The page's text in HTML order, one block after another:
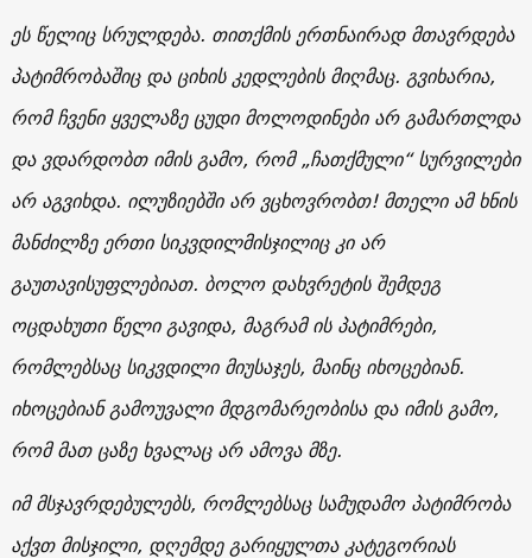
ეს წელიც სრულდება. თითქმის ერთნაირად მთავრდება
პატიმრობაშიც და ციხის კედლების მიღმაც. გვიხარია,
რომ ჩვენი ყველაზე ცუდი მოლოდინები არ გამართლდა
და ვდარდობთ იმის გამო, რომ „ჩათქმული“ სურვილები
არ აგვიხდა. ილუზიებში არ ვცხოვრობთ! მთელი ამ ხნის
მანძილზე ერთი სიკვდილმისჯილიც კი არ
გაუთავისუფლებიათ. ბოლო დახვრეტის შემდეგ
ოცდახუთი წელი გავიდა, მაგრამ ის პატიმრები,
რომლებსაც სიკვდილი მიუსაჯეს, მაინც იხოცებიან.
იხოცებიან გამოუვალი მდგომარეობისა და იმის გამო,
რომ მათ ცაზე ხვალაც არ ამოვა მზე.
იმ მსჯავრდებულებს, რომლებსაც სამუდამო პატიმრობა
აქვთ მისჯილი, დღემდე გარიყულთა კატეგორიას